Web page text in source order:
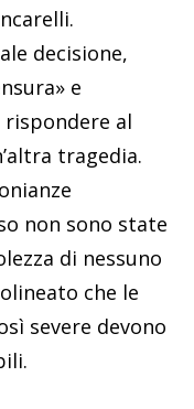
decisione,
e
al
tragedia.
non sono state
di nessuno
che le
severe devono